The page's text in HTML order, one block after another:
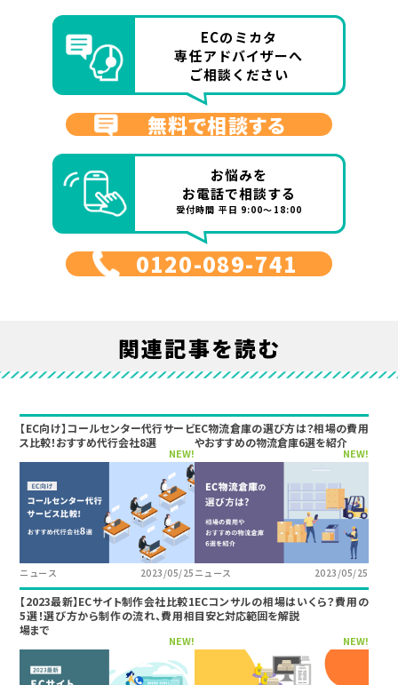
ECのミカタ
専任アドバイザーへ
ご相談ください
無料で相談する
お悩みを
お電話で相談する
受付時間 平日 9:00～18:00
0120-089-741
関連記事を読む
【EC向け】コールセンター代行サービ
ス比較！おすすめ代行会社8選
NEW!
ニュース 2023/05/25
EC物流倉庫の選び方は？相場の費用
やおすすめの物流倉庫6選を紹介
NEW!
ニュース 2023/05/25
【2023最新】ECサイト制作会社比較1
5選！選び方から制作の流れ、費用相
場まで
NEW!
ECコンサルの相場はいくら？費用の
目安と対応範囲を解説
NEW!